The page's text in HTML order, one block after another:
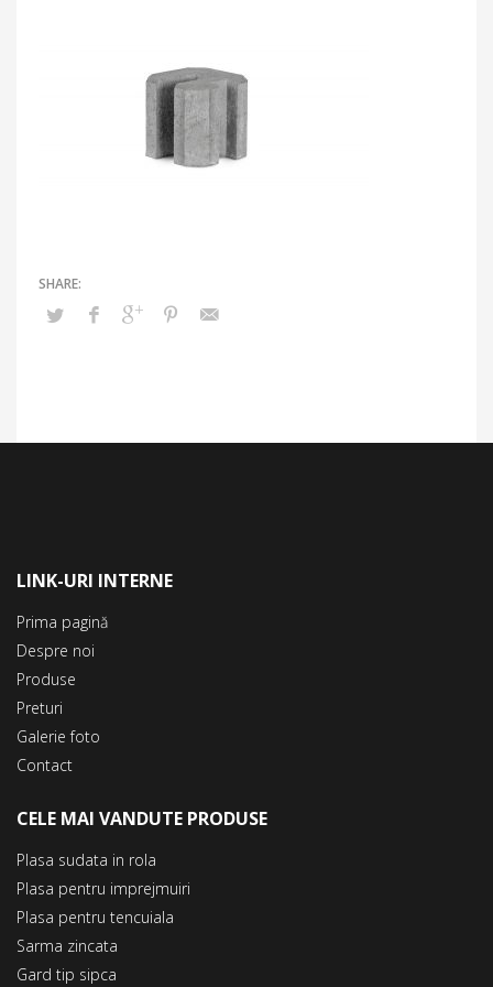
LINK-URI INTERNE
Prima pagină
Despre noi
Produse
Preturi
Galerie foto
Contact
CELE MAI VANDUTE PRODUSE
Plasa sudata in rola
Plasa pentru imprejmuiri
Plasa pentru tencuiala
Sarma zincata
Gard tip sipca